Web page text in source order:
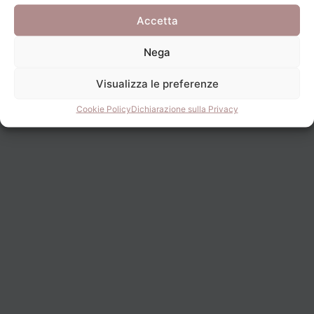
Accetta
Nega
Visualizza le preferenze
Cookie PolicyDichiarazione sulla Privacy